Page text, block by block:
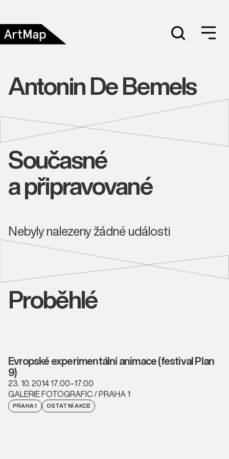
Antonin De Bemels
Současné
a připravované
Nebyly nalezeny žádné události
Proběhlé
Evropské experimentální animace (festival Plan
9)
23. 10. 2014 17:00–17:00
GALERIE FOTOGRAFIC / PRAHA 1
PRAHA 1 OSTATNÍ AKCE